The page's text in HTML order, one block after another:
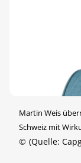
Martin Weis
Schweiz mit
© (Quelle: